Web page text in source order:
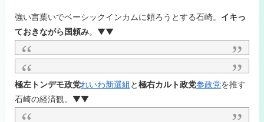
強い言葉いでベーシックインカムに頼ろうとする石崎。 イキっ
ておきながら国頼み。▼▼
極左トンデモ政党れいわ新選組 と極右カルト政党参政党を推す
石崎の経済観。▼▼